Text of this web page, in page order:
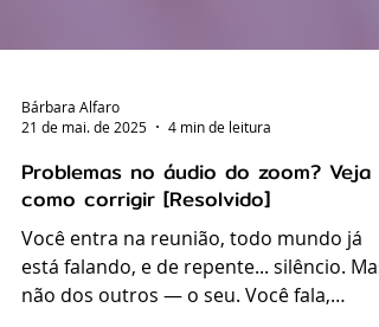
Bárbara Alfaro
21 de mai. de 2025
4 min de leitura
Problemas no áudio do zoom? Veja
como corrigir [Resolvido]